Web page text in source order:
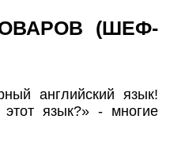
(ШЕФ-
английский язык!
язык?» - многие